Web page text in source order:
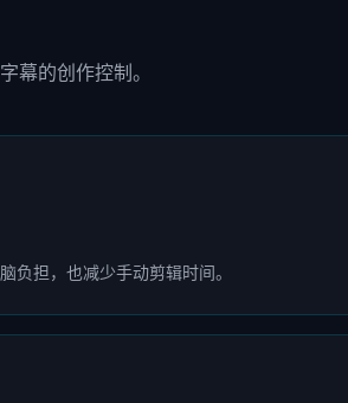
幕的创作控制。
负担，也减少手动剪辑时间。